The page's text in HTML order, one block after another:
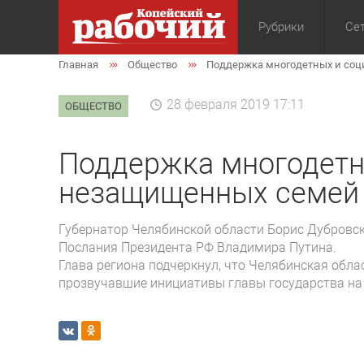
Рубрики
Общество
Главная Общество Поддержка многодетных и
ОБЩЕСТВО 28 февраля 2019 17:11
Поддержка
незащищенных семей
Губернатор Челябинской области Борис
Послания Президента РФ Владимира Путина.
Глава региона подчеркнул, что Челябинская
прозвучавшие инициативы главы государства на